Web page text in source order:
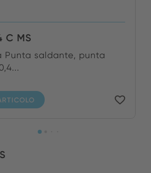
C MS
Punta saldante, punta